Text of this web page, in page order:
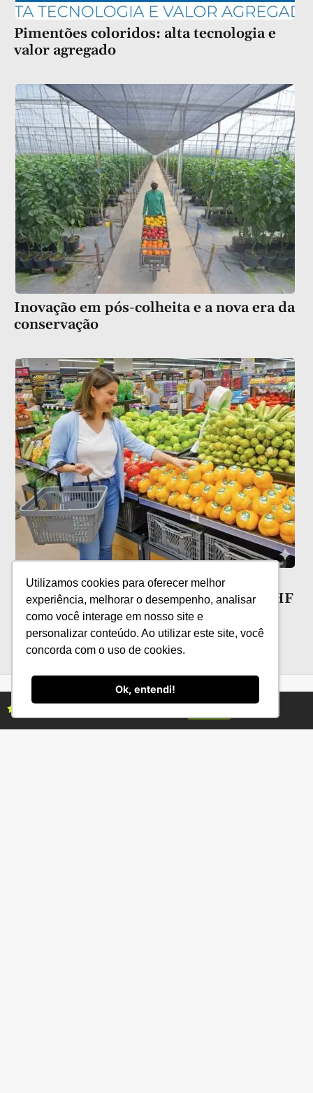
Utilizamos cookies para oferecer melhor
experiência, melhorar o desempenho, analisar
como você interage em nosso site e
personalizar conteúdo. Ao utilizar este site, você
concorda com o uso de cookies.
Ok, entendi!
Pimentões coloridos: alta tecnologia e
valor agregado
Inovação em pós-colheita e a nova era da
conservação
Películas comestíveis: novas
possibilidades para a conservação de HF
Links úteis
Conteúdo Grãos
Florestas Hortifrúti
Categorias Eventos
Economia Institucional